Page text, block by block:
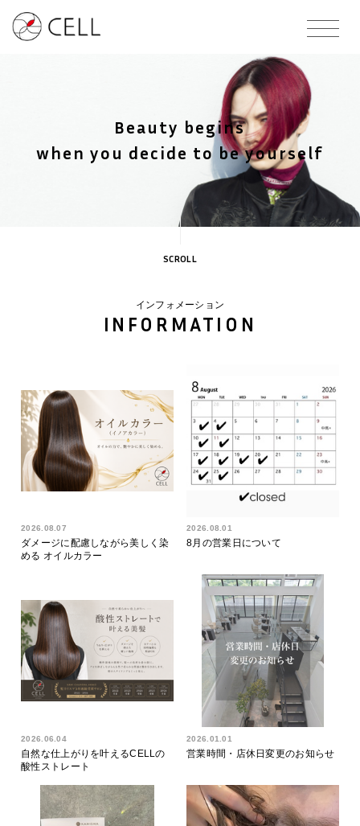
Beauty begins
when you decide to be yourself
SCROLL
インフォメーション
INFORMATION
2026.08.07
ダメージに配慮しながら美しく染
める オイルカラー
2026.08.01
8月の営業日について
2026.06.04
自然な仕上がりを叶えるCELLの
酸性ストレート
2026.01.01
営業時間・店休日変更のお知らせ